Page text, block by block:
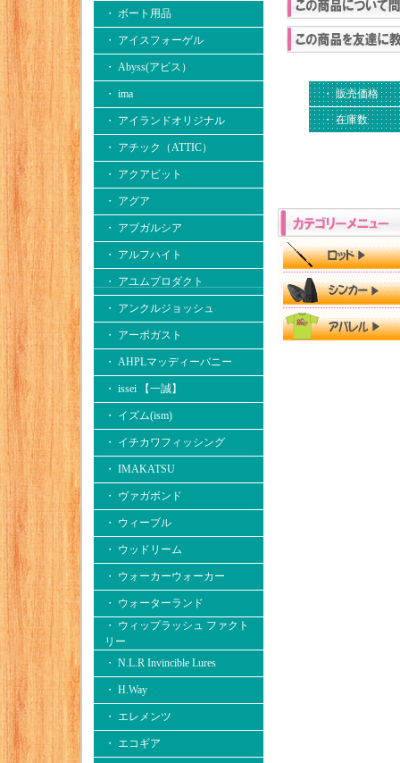
・ ボート用品
・ アイスフォーゲル
・ Abyss(アビス）
・ ima
・ アイランドオリジナル
・ アチック（ATTIC）
・ アクアビット
・ アグア
・ アブガルシア
・ アルフハイト
・ アユムプロダクト
・ アンクルジョッシュ
・ アーボガスト
・ AHPLマッディーバニー
・ issei 【一誠】
・ イズム(ism)
・ イチカワフィッシング
・ IMAKATSU
・ ヴァガボンド
・ ウィーブル
・ ウッドリーム
・ ウォーカーウォーカー
・ ウォーターランド
・ ウィップラッシュ ファクト
リー
・ N.L.R Invincible Lures
・ H.Way
・ エレメンツ
・ エコギア
・ 販売価格
・ 在庫数